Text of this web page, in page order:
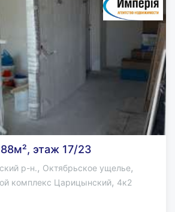
этаж 17/23
р-н., Октябрьское ущелье,
комплекс Царицынский, 4к2